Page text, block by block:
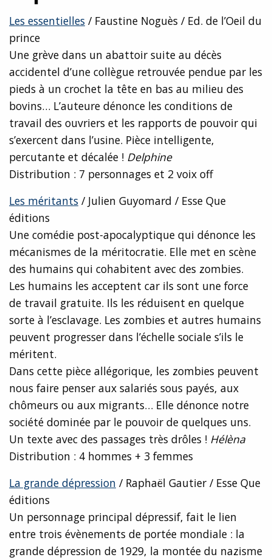
Les essentielles / Faustine Noguès / Ed. de l’Oeil du
prince
Une grève dans un abattoir suite au décès
accidentel d’une collègue retrouvée pendue par les
pieds à un crochet la tête en bas au milieu des
bovins… L’auteure dénonce les conditions de
travail des ouvriers et les rapports de pouvoir qui
s’exercent dans l’usine. Pièce intelligente,
percutante et décalée ! Delphine
Distribution : 7 personnages et 2 voix off
Les méritants / Julien Guyomard / Esse Que
éditions
Une comédie post-apocalyptique qui dénonce les
mécanismes de la méritocratie. Elle met en scène
des humains qui cohabitent avec des zombies.
Les humains les acceptent car ils sont une force
de travail gratuite. Ils les réduisent en quelque
sorte à l’esclavage. Les zombies et autres humains
peuvent progresser dans l’échelle sociale s’ils le
méritent.
Dans cette pièce allégorique, les zombies peuvent
nous faire penser aux salariés sous payés, aux
chômeurs ou aux migrants… Elle dénonce notre
société dominée par le pouvoir de quelques uns.
Un texte avec des passages très drôles ! Hélèna
Distribution : 4 hommes + 3 femmes
La grande dépression / Raphaël Gautier / Esse Que
éditions
Un personnage principal dépressif, fait le lien
entre trois évènements de portée mondiale : la
grande dépression de 1929, la montée du nazisme